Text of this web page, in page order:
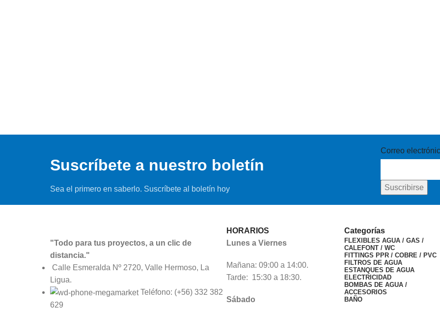
Suscríbete a nuestro boletín
Sea el primero en saberlo. Suscríbete al boletín hoy
Correo
"Todo para tus proyectos, a un clic de
distancia."
Calle Esmeralda Nº 2720, Valle Hermoso, La
Ligua.
Teléfono: (+56) 332 382
629
HORARIOS
Lunes a Viernes
Mañana: 09:00 a 14:00.
Tarde: 15:30 a 18:30.
Sábado
Categorías
FLEXIBLES AGUA / GAS /
CALEFONT / WC
FITTINGS PPR / COBRE / PVC
FILTROS DE AGUA
ESTANQUES DE AGUA
ELECTRICIDAD
BOMBAS DE AGUA /
ACCESORIOS
BAÑO